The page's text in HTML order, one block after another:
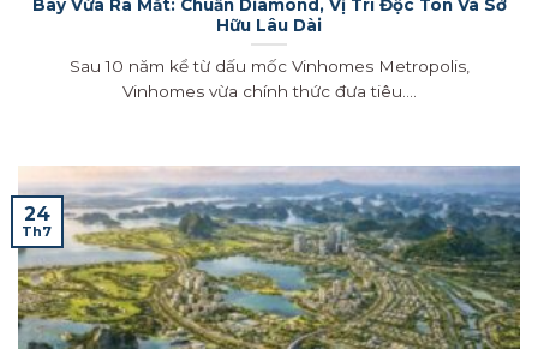
Bay Vừa Ra Mắt: Chuẩn Diamond, Vị Trí Độc Tôn Và Sở
Hữu Lâu Dài
Sau 10 năm kể từ dấu mốc Vinhomes Metropolis,
Vinhomes vừa chính thức đưa tiêu....
24
Th7